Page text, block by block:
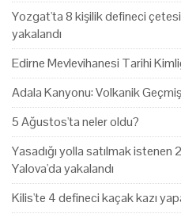
Yozgat'ta 8 kişilik defineci çetesi
yakalandı
Edirne Mevlevihanesi Tarihi
Adala Kanyonu: Volkanik
5 Ağustos'ta neler oldu?
Yasadığı yolla satılmak
Yalova'da yakalandı
Kilis'te 4 defineci kaçak kazı